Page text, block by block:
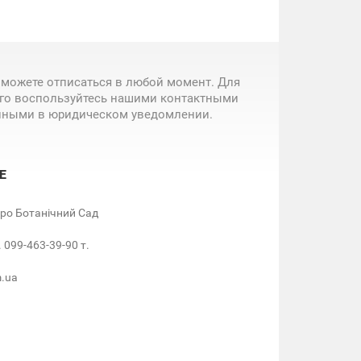
отписаться в любой момент. Для
воспользуйтесь нашими контактными
в юридическом уведомлении.
Ботанічний Сад
463-39-90 т.